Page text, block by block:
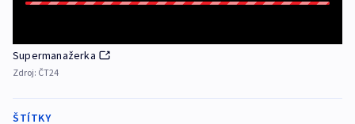
Supermanažerka
Zdroj: ČT24
ŠTÍTKY